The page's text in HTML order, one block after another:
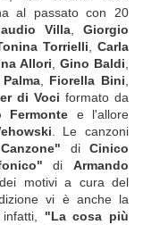
al passato con 20
Villa
Giorgio
Torrielli
Carla
Allori Gino Baldi
, Fiorella Bini
di Voci formato da
Fermonte e l'allore
. Le canzoni
diCinico
diArmando
motivi a cura del
vi è anche la
"La cosa più